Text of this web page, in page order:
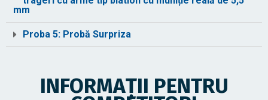
mm
Proba 5: Probă Surpriza
INFORMAȚII PENTRU